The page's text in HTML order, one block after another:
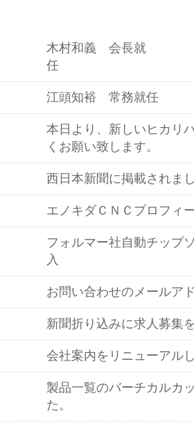
木村和義 会長就
江頭知裕 常務就任
本日より、新しいヒカリ
くお願い致します。
西日本新聞に掲載されま
エノキダＣＮＣプロフィ
フォルマー社自動チッ
入
お問い合わせのメールア
新聞折り込みに求人募集
会社案内をリニューアル
製品一覧のバーチカルカ
た。